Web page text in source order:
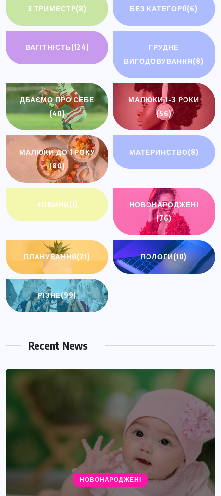
3 ТРИМЕСТР(8) БЕЗ КАТЕГОРІЇ(6)
ВАГІТНІСТЬ(124)
ГРУДНЕ
ВИГОДОВУВАННЯ(8)
ДБАЄМО ПРО СЕБЕ
(40)
МАЛЮКИ 1-3 РОКИ
(56)
МАЛЮКИ ДО 1 РОКУ
(80)
МАТЕРИНСТВО(8)
НОВИНИ(1)
НОВОНАРОДЖЕНІ
(76)
ПЛАНУВАННЯ(21) ПОЛОГИ(10)
РІЗНЕ(99)
Recent News
НОВОНАРОДЖЕНІ